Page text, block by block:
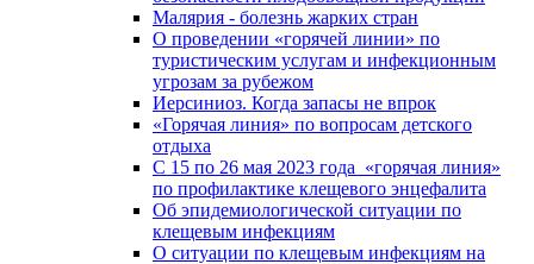
Малярия - болезнь жарких стран
О проведении «горячей линии» по
туристическим услугам и инфекционным
угрозам за рубежом
Иерсиниоз. Когда запасы не впрок
«Горячая линия» по вопросам детского
отдыха
С 15 по 26 мая 2023 года «горячая линия»
по профилактике клещевого энцефалита
Об эпидемиологической ситуации по
клещевым инфекциям
О ситуации по клещевым инфекциям на